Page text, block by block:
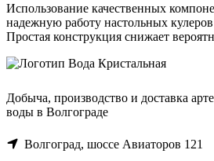
Использование качественных
надежную работу настольных
Простая конструкция снижает
Добыча, производство и доставка
воды в Волгограде
Волгоград, шоссе Авиаторов 121